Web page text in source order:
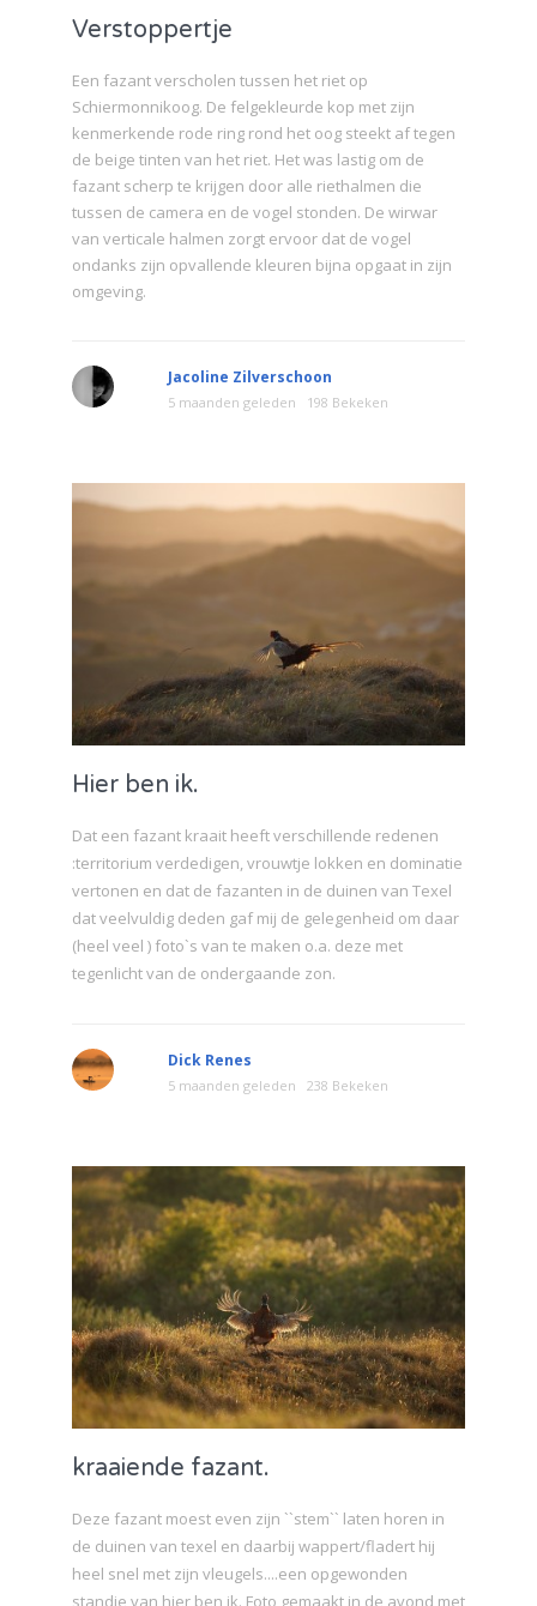
Verstoppertje
Een fazant verscholen tussen het riet op
Schiermonnikoog. De felgekleurde kop met zijn
kenmerkende rode ring rond het oog steekt af tegen
de beige tinten van het riet. Het was lastig om de
fazant scherp te krijgen door alle riethalmen die
tussen de camera en de vogel stonden. De wirwar
van verticale halmen zorgt ervoor dat de vogel
ondanks zijn opvallende kleuren bijna opgaat in zijn
omgeving.
Jacoline Zilverschoon
5 maanden geleden 198 Bekeken
Hier ben ik.
Dat een fazant kraait heeft verschillende redenen
:territorium verdedigen, vrouwtje lokken en dominatie
vertonen en dat de fazanten in de duinen van Texel
dat veelvuldig deden gaf mij de gelegenheid om daar
(heel veel ) foto`s van te maken o.a. deze met
tegenlicht van de ondergaande zon.
Dick Renes
5 maanden geleden 238 Bekeken
kraaiende fazant.
Deze fazant moest even zijn ``stem`` laten horen in
de duinen van texel en daarbij wappert/fladert hij
heel snel met zijn vleugels....een opgewonden
standje van hier ben ik. Foto gemaakt in de avond met